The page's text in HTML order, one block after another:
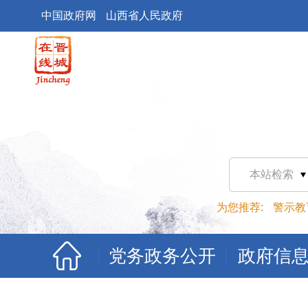
中国政府网 山西省人民政府
本站检索
为您推荐: 警示教
党务政务公开 政府信